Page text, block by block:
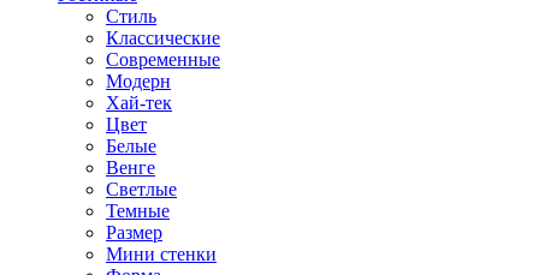
Стиль
Классические
Современные
Модерн
Хай-тек
Цвет
Белые
Венге
Светлые
Темные
Размер
Мини стенки